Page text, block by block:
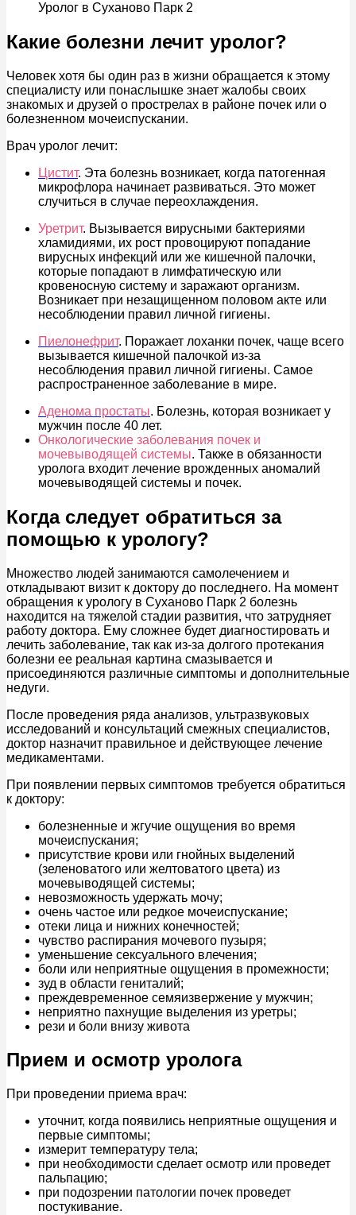
Уролог в Суханово Парк 2
Какие болезни лечит уролог?
Человек хотя бы один раз в жизни обращается к этому
специалисту или понаслышке знает жалобы своих
знакомых и друзей о прострелах в районе почек или о
болезненном мочеиспускании.
Врач уролог лечит:
Цистит. Эта болезнь возникает, когда патогенная
микрофлора начинает развиваться. Это может
случиться в случае переохлаждения.
Уретрит. Вызывается вирусными бактериями
хламидиями, их рост провоцируют попадание
вирусных инфекций или же кишечной палочки,
которые попадают в лимфатическую или
кровеносную систему и заражают организм.
Возникает при незащищенном половом акте или
несоблюдении правил личной гигиены.
Пиелонефрит. Поражает лоханки почек, чаще всего
вызывается кишечной палочкой из-за
несоблюдения правил личной гигиены. Самое
распространенное заболевание в мире.
Аденома простаты. Болезнь, которая возникает у
мужчин после 40 лет.
Онкологические заболевания почек и
мочевыводящей системы. Также в обязанности
уролога входит лечение врожденных аномалий
мочевыводящей системы и почек.
Когда следует обратиться за
помощью к урологу?
Множество людей занимаются самолечением и
откладывают визит к доктору до последнего. На момент
обращения к урологу в Суханово Парк 2 болезнь
находится на тяжелой стадии развития, что затрудняет
работу доктора. Ему сложнее будет диагностировать и
лечить заболевание, так как из-за долгого протекания
болезни ее реальная картина смазывается и
присоединяются различные симптомы и дополнительные
недуги.
После проведения ряда анализов, ультразвуковых
исследований и консультаций смежных специалистов,
доктор назначит правильное и действующее лечение
медикаментами.
При появлении первых симптомов требуется обратиться
к доктору:
болезненные и жгучие ощущения во время
мочеиспускания;
присутствие крови или гнойных выделений
(зеленоватого или желтоватого цвета) из
мочевыводящей системы;
невозможность удержать мочу;
очень частое или редкое мочеиспускание;
отеки лица и нижних конечностей;
чувство распирания мочевого пузыря;
уменьшение сексуального влечения;
боли или неприятные ощущения в промежности;
зуд в области гениталий;
преждевременное семяизвержение у мужчин;
неприятно пахнущие выделения из уретры;
рези и боли внизу живота
Прием и осмотр уролога
При проведении приема врач:
уточнит, когда появились неприятные ощущения и
первые симптомы;
измерит температуру тела;
при необходимости сделает осмотр или проведет
пальпацию;
при подозрении патологии почек проведет
постукивание.